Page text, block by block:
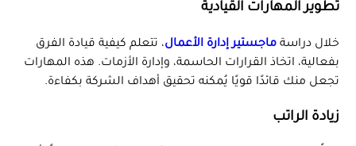
تطوير المهارات القيادية
خلال دراسة ماجستير إدارة الأعمال، تتعلم كيفية قيادة الفرق
بفعالية، اتخاذ القرارات الحاسمة، وإدارة الأزمات. هذه المهارات
تجعل منك قائدًا قويًا يُمكنه تحقيق أهداف الشركة بكفاءة.
زيادة الراتب